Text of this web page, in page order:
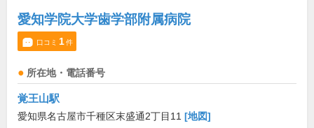
愛知学院大学歯学部附属病院
口コミ 1件
所在地・電話番号
覚王山駅
愛知県名古屋市千種区末盛通2丁目11 [地図]